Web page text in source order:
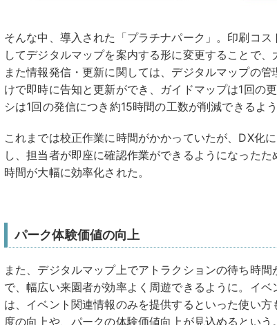
そんな中、導入された「プラチナパーク」。印刷コ
してデジタルマップを案内する形に変更することで、
また情報発信・更新に関しては、デジタルマップの
けで即時に告知と更新ができ、ガイドマップは1回の
シは1回の発信につき約15時間の工数が削減できるよう
これまでは校正作業に時間がかかっていたが、DX化
し、担当者が即座に確認作業ができるようになった
時間が大幅に効率化された。
パーク体験価値の向上
また、デジタルマップ上でアトラクションの待ち時
で、幅広い来園者が効率よく周遊できるように。イ
は、イベント関連情報のみを提供するといった使い
度の向上や、パークの体験価値向上が見込めるという。